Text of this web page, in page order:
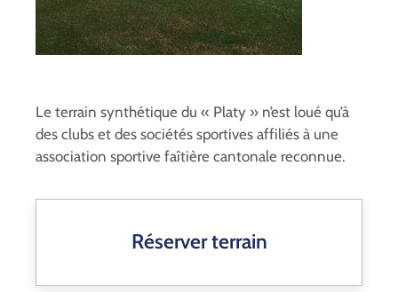
Le terrain synthétique du « Platy » n’est loué qu’à
des clubs et des sociétés sportives affiliés à une
association sportive faîtière cantonale reconnue.
Réserver terrain